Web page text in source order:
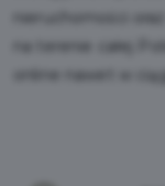
nieruchomości
na terenie całej
online nawet w